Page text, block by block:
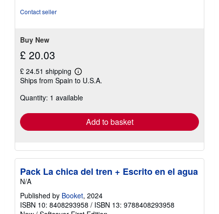
Contact seller
Buy New
£ 20.03
£ 24.51 shipping
Learn
more
shipping
Ships from Spain to U.S.A.
Quantity: 1 available
Add to basket
Pack La chica del tren + Escrito en el agua
N/A
Published by Booket, 2024
ISBN 10: 8408293958 / ISBN 13: 9788408293958